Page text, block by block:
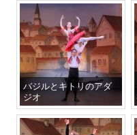
バジルとキトリのアダ
ジオ